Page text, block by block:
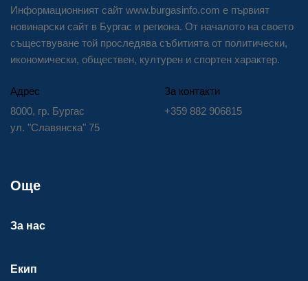
Информационният сайт www.burgasinfo.com е първият
новинарски сайт в Бургас и региона. От началото на своето
съществуване той проследява събитията от политически,
икономически, обществен, културен и спортен характер.
Адрес
8000, гр. Бургас
ул. "Славянска" 75
За контакти
+359 882 906815
Още
За нас
Екип